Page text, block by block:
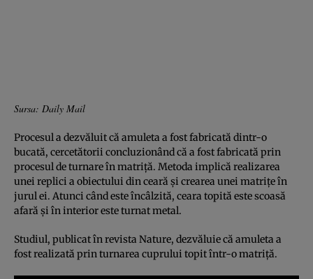
Sursa: Daily Mail
Procesul a dezvăluit că amuleta a fost fabricată dintr-o
bucată, cercetătorii concluzionând că a fost fabricată prin
procesul de turnare în matriţă. Metoda implică realizarea
unei replici a obiectului din ceară şi crearea unei matriţe în
jurul ei. Atunci când este încâlzită, ceara topită este scoasă
afară şi în interior este turnat metal.
Studiul, publicat în revista Nature, dezvăluie că amuleta a
fost realizată prin turnarea cuprului topit într-o matriţă.